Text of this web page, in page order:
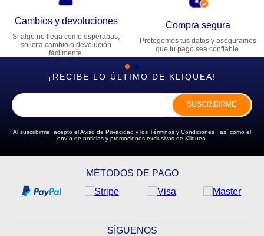
Cambios y devoluciones
Si algo no llega como esperabas,
solicita cambio o devolución
fácilmente.
Compra segura
Protegemos tus datos y aseguramos
que tu pago sea confiable.
¡RECIBE LO ÚLTIMO DE KLIQUEA!
SUSCRIBIRME
Al suscribirme, acepto elAviso de Privacidad y los Términos y Condiciones , así como el
envío de noticias y promociones exclusivas de Kliquea.
MÉTODOS DE PAGO
SÍGUENOS